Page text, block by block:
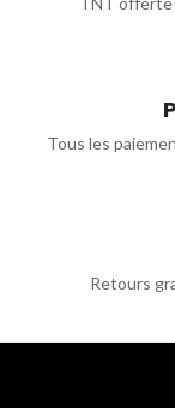
Tous les
Retours